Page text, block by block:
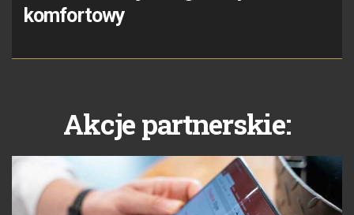
komfortowy
Akcje partnerskie: